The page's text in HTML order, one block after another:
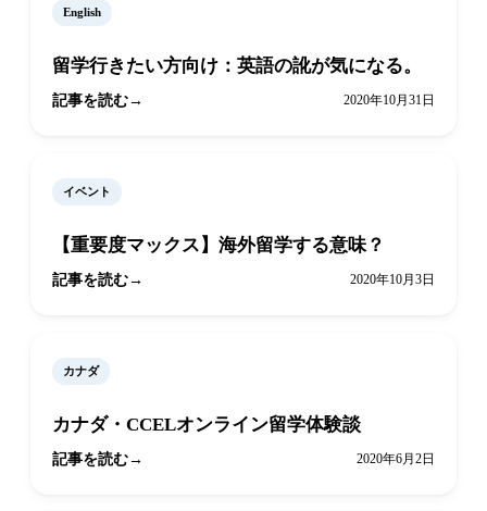
English
留学行きたい方向け：英語の訛が気になる。
記事を読む 2020年10月31日
イベント
【重要度マックス】海外留学する意味？
記事を読む 2020年10月3日
カナダ
カナダ・CCELオンライン留学体験談
記事を読む 2020年6月2日